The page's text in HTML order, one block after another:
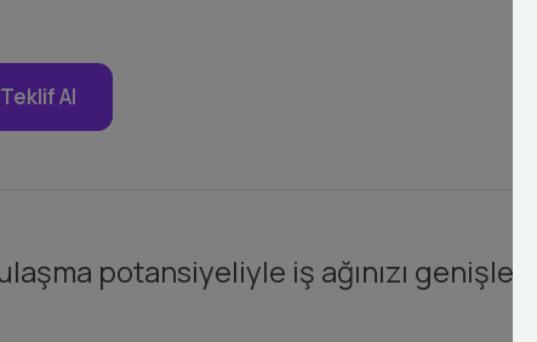
Teklif Al
potansiyeliyle iş ağınızı genişletin.